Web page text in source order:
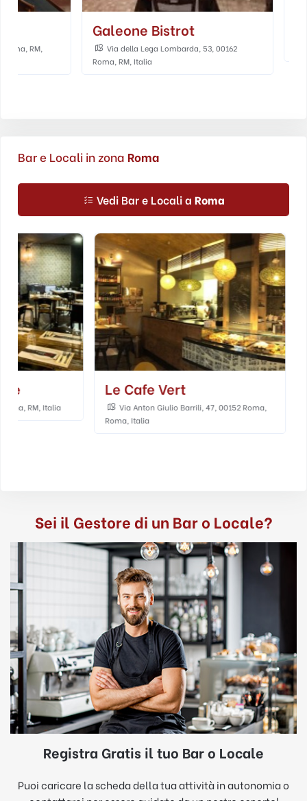
Galeone Bistrot
Via della Lega Lombarda, 53, 00162
Bar e Locali in zona Roma
Vedi Bar e Locali a Roma
Le Cafe Vert
Via Anton Giulio Barrili, 47, 00152 Roma,
Largo
Sei il Gestore di un Bar o Locale?
Registra Gratis il tuo Bar o Locale
Puoi caricare la scheda della tua attività in autonomia o